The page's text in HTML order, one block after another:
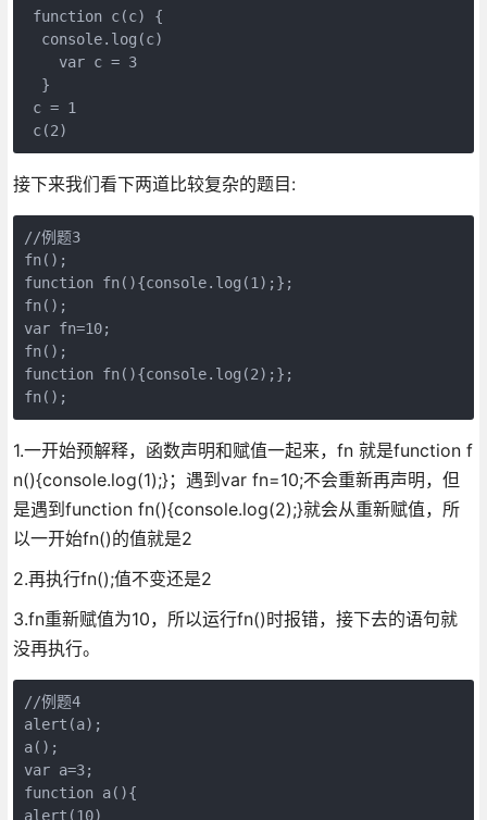
function c(c) {
  console.log(c)
    var c = 3
  }
c = 1
c(2)
接下来我们看下两道比较复杂的题目:
//例题3
fn();
function fn(){console.log(1);};
fn();
var fn=10;
fn();
function fn(){console.log(2);};
fn();
1.一开始预解释，函数声明和赋值一起来，fn 就是function f
n(){console.log(1);}；遇到var fn=10;不会重新再声明，但
是遇到function fn(){console.log(2);}就会从重新赋值，所
以一开始fn()的值就是2
2.再执行fn();值不变还是2
3.fn重新赋值为10，所以运行fn()时报错，接下去的语句就
没再执行。
//例题4
alert(a);
a();
var a=3;
function a(){
alert(10)